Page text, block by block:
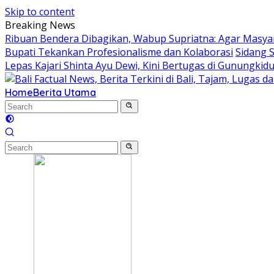
Skip to content
Breaking News
Ribuan Bendera Dibagikan, Wabup Supriatna: Agar
Bupati Tekankan Profesionalisme dan Kolaborasi Sidang
Lepas Kajari Shinta Ayu Dewi, Kini Bertugas di
HomeBerita Utama